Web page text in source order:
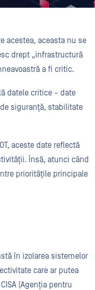
acestea, aceasta nu se
drept „infrastructură
a fi critic.
datele critice – date
siguranță, stabilitate
aceste date reflectă
Însă, atunci când
prioritățile principale
în izolarea sistemelor
care ar putea
(Agenția pentru